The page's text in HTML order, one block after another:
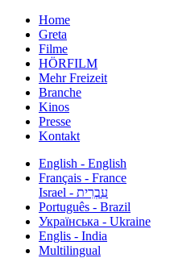
Home
Greta
Filme
HÖRFILM
Mehr Freizeit
Branche
Kinos
Presse
Kontakt
English - English
Français - France
עִבְרִית - Israel
Português - Brazil
Українська - Ukraine
Englis - India
Multilingual